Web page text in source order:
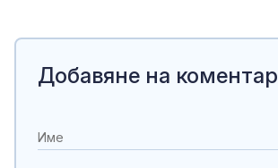
Добавяне на коментар